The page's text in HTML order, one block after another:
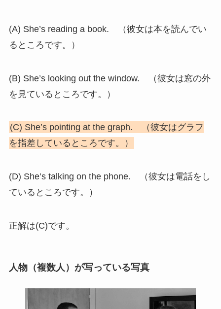
(A) She’s reading a book. （彼女は本を読んでい
るところです。）
(B) She’s looking out the window. （彼女は窓の外
を見ているところです。）
(C) She’s pointing at the graph. （彼女はグラフ
を指差しているところです。）
(D) She’s talking on the phone. （彼女は電話をし
ているところです。）
正解は(C)です。
人物（複数人）が写っている写真